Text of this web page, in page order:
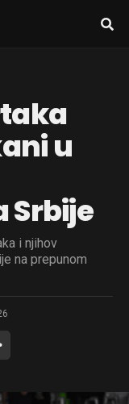
u
Srbije
i njihov
na prepunom